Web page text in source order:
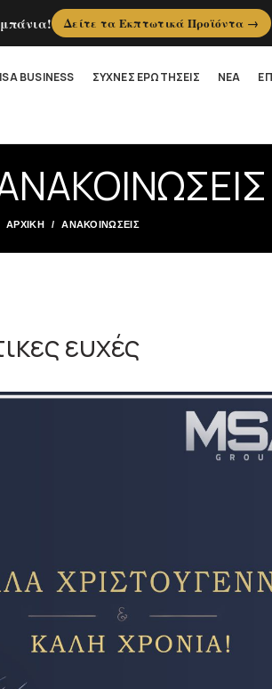
BUSINESS ΣΥΧΝΕΣ ΕΡΩΤΗΣΕΙΣ ΝΕΑ
ΑΡΧΙΚΉ ΑΝΑΚΟΙΝΩΣΕΙΣ
ευχές
Δείτε τα Εκπτωτικά Προϊόντα →